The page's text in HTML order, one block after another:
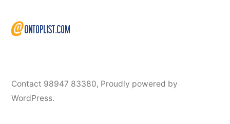
Contact 98947 83380, Proudly powered by
WordPress.